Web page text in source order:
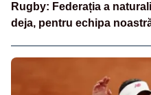
Rugby: Federația a
deja, pentru echipa